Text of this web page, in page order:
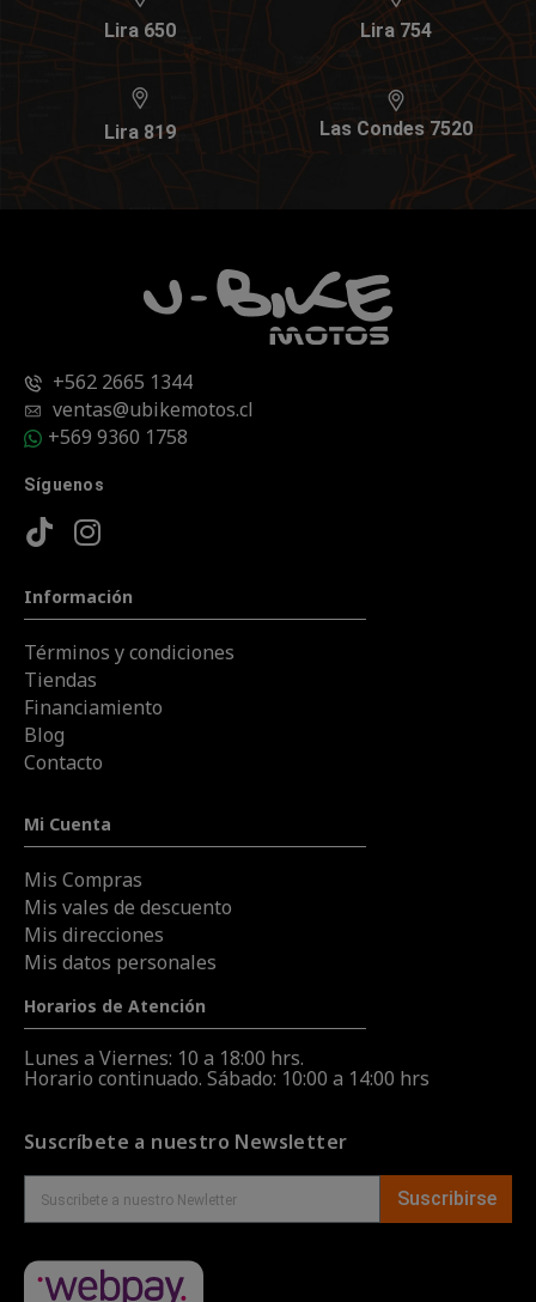
Lira 650 Lira 754
Lira 819 Las Condes 7520
+562 2665 1344
ventas@ubikemotos.cl
+569 9360 1758
Síguenos
Información
Términos y condiciones
Tiendas
Financiamiento
Blog
Contacto
Mi Cuenta
Mis Compras
Mis vales de descuento
Mis direcciones
Mis datos personales
Horarios de Atención
Lunes a Viernes: 10 a 18:00 hrs.
Horario continuado. Sábado: 10:00 a 14:00 hrs
Suscríbete a nuestro Newsletter
Suscribirse